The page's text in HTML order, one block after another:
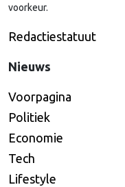
voorkeur.
Redactiestatuut
Nieuws
Voorpagina
Politiek
Economie
Tech
Lifestyle